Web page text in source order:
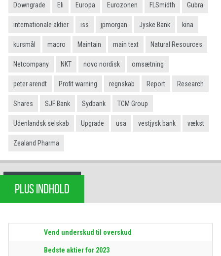
Downgrade Eli Europa Eurozonen FLSmidth Gubra
internationale aktier iss jpmorgan Jyske Bank kina
kursmål macro Maintain main text Natural Resources
Netcompany NKT novo nordisk omsætning
peter arendt Profit warning regnskab Report Research
Shares SJF Bank Sydbank TCM Group
Udenlandsk selskab Upgrade usa vestjysk bank vækst
Zealand Pharma
PLUS INDHOLD
Vend underskud til overskud
Bedste aktier for 2023